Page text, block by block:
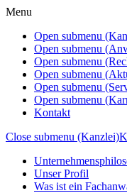
Menu
Open submenu
Open submenu
Open submenu
Open submenu
Open submenu
Open submenu
Kontakt
Close submenu (Kanzlei)
Unser Profil
Was ist ein